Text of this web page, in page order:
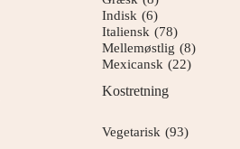
Indisk (6)
Italiensk (78)
Mellemøstlig (8)
Mexicansk (22)
Kostretning
Vegetarisk (93)